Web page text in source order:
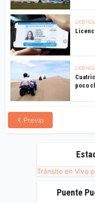
poco
Previo
Tránsito en Vivo
Puente